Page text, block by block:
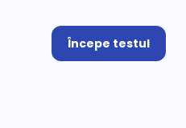
Începe testul